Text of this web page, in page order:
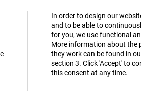
In order to design our
and to be able to
for you, we use functional
More information about the
they work can be found in
section 3. Click 'Accept' to
this consent at any time.
Matomo
Facebook
Accept